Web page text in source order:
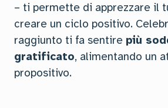
– ti permette di apprezzare il
creare un ciclo positivo.
raggiunto ti fa sentire più
gratificato, alimentando un
propositivo.